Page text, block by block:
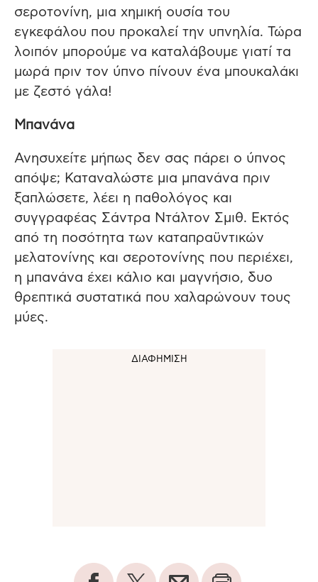
σεροτονίνη, μια χημική ουσία του
εγκεφάλου που προκαλεί την υπνηλία. Τώρα
λοιπόν μπορούμε να καταλάβουμε γιατί τα
μωρά πριν τον ύπνο πίνουν ένα μπουκαλάκι
με ζεστό γάλα!
Μπανάνα
Ανησυχείτε μήπως δεν σας πάρει ο ύπνος
απόψε; Καταναλώστε μια μπανάνα πριν
ξαπλώσετε, λέει η παθολόγος και
συγγραφέας Σάντρα Ντάλτον Σμιθ. Εκτός
από τη ποσότητα των καταπραϋντικών
μελατονίνης και σεροτονίνης που περιέχει,
η μπανάνα έχει κάλιο και μαγνήσιο, δυο
θρεπτικά συστατικά που χαλαρώνουν τους
μύες.